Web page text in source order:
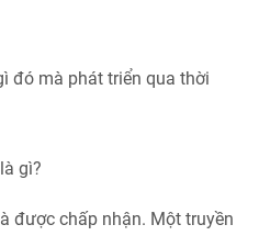
đó mà phát triển qua thời
gì?
được chấp nhận. Một truyền